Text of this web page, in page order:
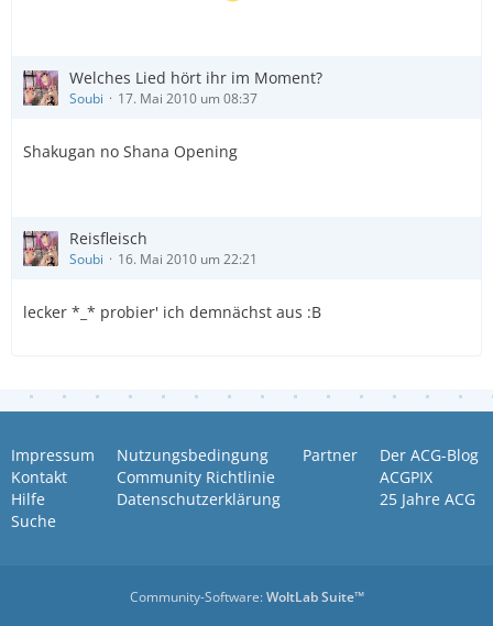
Welches Lied hört ihr im Moment?
Soubi 17. Mai 2010 um 08:37
Shakugan no Shana Opening
Reisfleisch
Soubi 16. Mai 2010 um 22:21
lecker *_* probier' ich demnächst aus :B
Impressum
Kontakt
Hilfe
Suche
Nutzungsbedingung
Community Richtlinie
Datenschutzerklärung
Partner
Der ACG-Blog
ACGPIX
25 Jahre ACG
Community-Software:WoltLab Suite™